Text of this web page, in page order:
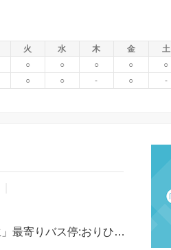
火 水 木 金 土
○ ○ ○ ○ ○
○ ○ - ○ -
上毛電気鉄道上毛線「西桐生」最寄りバス停:おりひめバス 本町三丁目バス停より徒歩0分 徒歩10分｜JR両毛線「桐生」 徒歩14分